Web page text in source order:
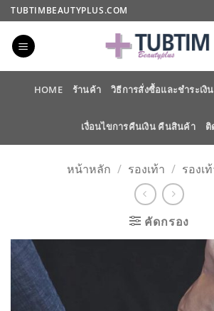
ข้าม
ไป
เนื้อหา
TUBTIMBEAUTYPLUS.COM
HOME ร้านค้า วิธีการสั่งซื้อและชำระเงิน
เงื่อนไขการคืนเงิน คืนสินค้า ติ
หน้าหลัก / รองเท้า / รองเ
คัดกรอง